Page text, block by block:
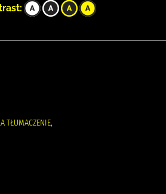
TŁUMACZENIE,